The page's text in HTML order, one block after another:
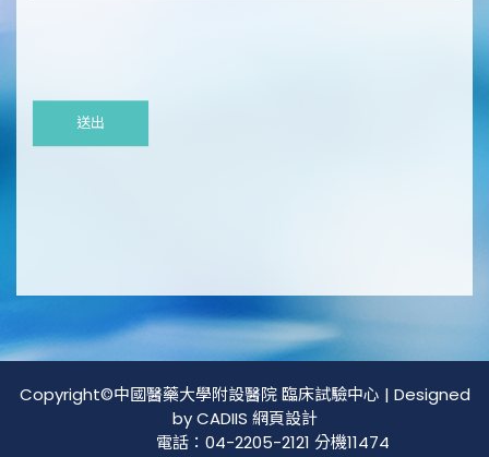
Copyright©中國醫藥大學附設醫院 臨床試驗中心 | Designed
by CADIIS 網頁設計
電話：04-2205-2121 分機11474